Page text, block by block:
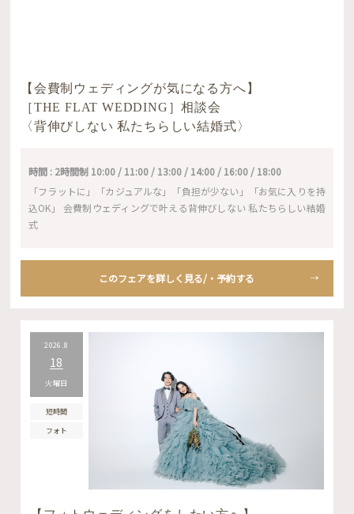
【会費制ウェディングが気になる方へ】
［THE FLAT WEDDING］相談会
〈背伸びしない 私たちらしい結婚式〉
時間 : 2時間制 10:00 / 11:00 / 13:00 / 14:00 / 16:00 / 18:00
「フラットに」「カジュアルな」「負担が少ない」「お気に入りを持
込OK」 会費制ウェディングで叶える背伸びしない 私たちらしい結婚
式
このフェアを詳しく見る/・予約する
2026.8
18
火曜日
短時間
フォト